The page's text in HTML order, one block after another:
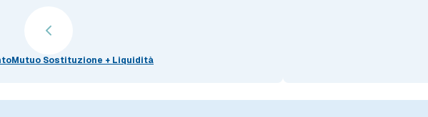
Sostituzione + Liquidità